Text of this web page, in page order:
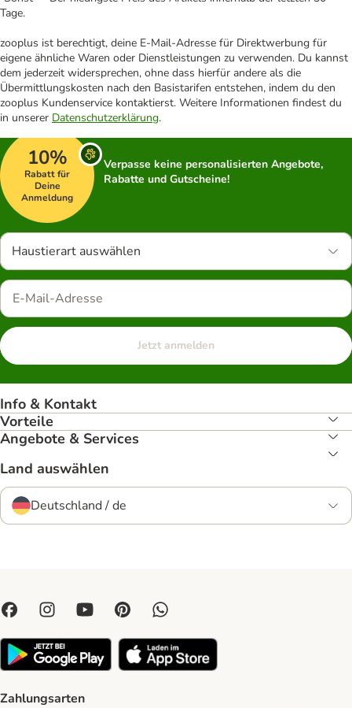
Tage.
zooplus ist berechtigt, deine E-Mail-Adresse für Direktwerbung für
eigene ähnliche Waren oder Dienstleistungen zu verwenden. Du kannst
dem jederzeit widersprechen, ohne dass hierfür andere als die
Übermittlungskosten nach den Basistarifen entstehen, indem du den
zooplus Kundenservice kontaktierst. Weitere Informationen findest du
in unserer Datenschutzerklärung.
10%
Rabatt für
Deine
Anmeldung
Verpasse keine personalisierten Angebote,
Rabatte und Gutscheine!
Haustierart auswählen
Jetzt anmelden
Info & Kontakt
Vorteile
Angebote & Services
Land auswählen
Deutschland / de
Zahlungsarten